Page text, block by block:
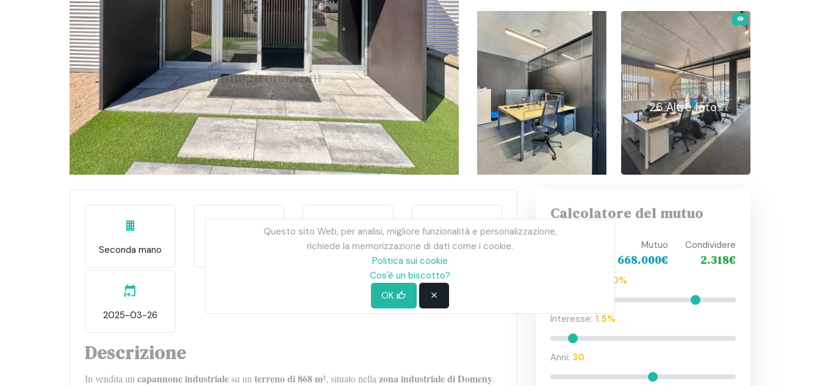
26 Altre foto...
Seconda mano 1.272€/m² 3
2025-03-26
Descrizione
In vendita un capannone industriale su un terreno di 868 m², situato nella zona industriale di Domeny.
Calcolatore del mutuo
Mutuo
668.000€
Condividere
2.318€
80%
Interesse: 1.5%
Anni: 30
Questo sito Web, per analisi, migliore funzionalità e personalizzazione,
richiede la memorizzazione di dati come i cookie.
Politica sui cookie
Cos'è un biscotto?
OK